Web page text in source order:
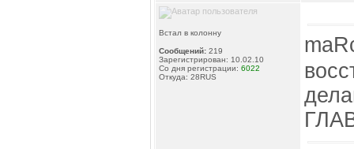
Встал в колонну
Сообщений: 219
Зарегистрирован: 10.02.10
Со дня регистрации: 6022
Откуда: 28RUS